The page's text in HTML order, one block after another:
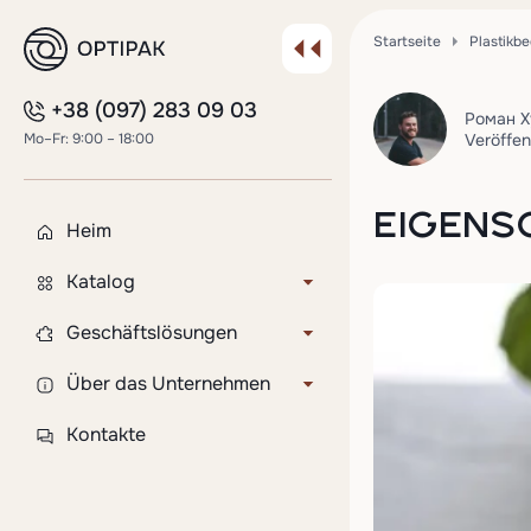
+38 (097) 283 09 03
Mo–Fr: 9:00 – 18:00
Heim
Katalog
Deckel für Pappbecher
Plastikbecher
Geschäftslösungen
Kundenspezifisches Produkt
Flexodruck auf Bechern
Über das Unternehmen
Lieferung und Zahlung
Kontakte
Startseite
Роман